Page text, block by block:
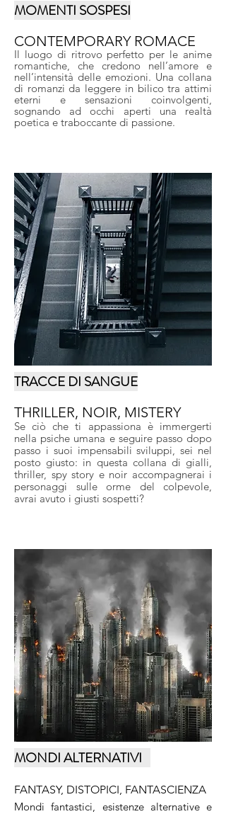
MOMENTI SOSPESI
CONTEMPORARY ROMACE
Il luogo di ritrovo perfetto per le anime
romantiche, che credono nell’amore e
nell’intensità delle emozioni. Una collana
di romanzi da leggere in bilico tra attimi
eterni e sensazioni coinvolgenti,
sognando ad occhi aperti una realtà
poetica e traboccante di passione.
TRACCE DI SANGUE
THRILLER, NOIR, MISTERY
Se ciò che ti appassiona è immergerti
nella psiche umana e seguire passo dopo
passo i suoi impensabili sviluppi, sei nel
posto giusto: in questa collana di gialli,
thriller, spy story e noir accompagnerai i
personaggi sulle orme del colpevole,
avrai avuto i giusti sospetti?
MONDI ALTERNATIVI
FANTASY, DISTOPICI, FANTASCIENZA
Mondi fantastici, esistenze alternative e